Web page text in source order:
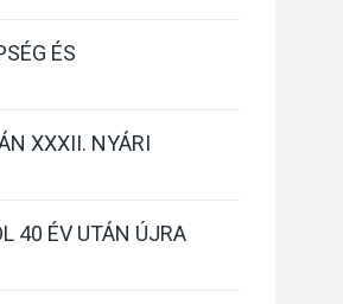
ÉS
XXXII. NYÁRI
40 ÉV UTÁN ÚJRA